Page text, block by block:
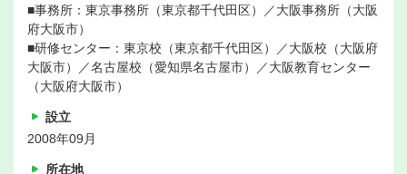
■事務所：東京事務所（東京都千代田区）／大阪事務所（大阪
府大阪市）
■研修センター：東京校（東京都千代田区）／大阪校（大阪府
大阪市）／名古屋校（愛知県名古屋市）／大阪教育センター
（大阪府大阪市）
設立
2008年09月
所在地